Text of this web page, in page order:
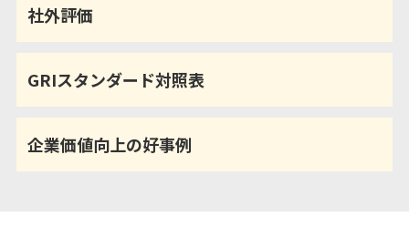
社外評価
GRIスタンダード対照表
企業価値向上の好事例